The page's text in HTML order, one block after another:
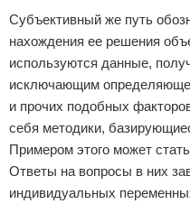
Субъективный же путь
нахождения ее решения
используются данные,
исключающим
и прочих подобных
себя методики,
Примером этого может
Ответы на вопросы в них
индивидуальных